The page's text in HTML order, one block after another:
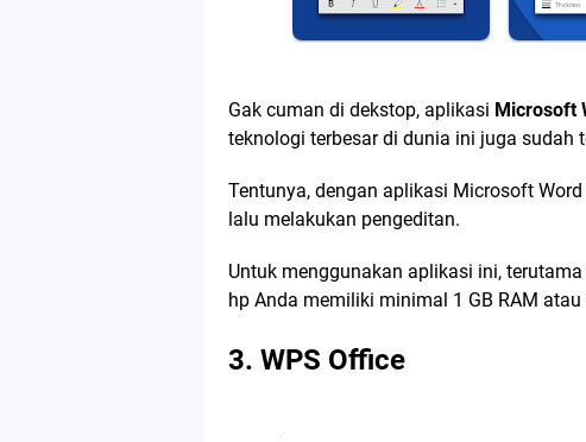
Gak cuman di dekstop, aplikasi Microsoft
teknologi terbesar di dunia ini juga sudah
Tentunya, dengan aplikasi Microsoft
lalu melakukan pengeditan.
Untuk menggunakan aplikasi ini,
hp Anda memiliki minimal 1 GB RAM
3. WPS Office